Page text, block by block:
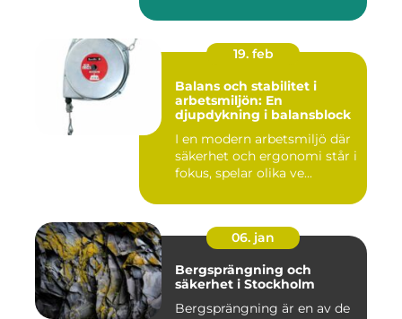
19. feb
Balans och stabilitet i
arbetsmiljön: En
djupdykning i balansblock
I en modern arbetsmiljö där
säkerhet och ergonomi står i
fokus, spelar olika ve...
06. jan
Bergsprängning och
säkerhet i Stockholm
Bergsprängning är en av de